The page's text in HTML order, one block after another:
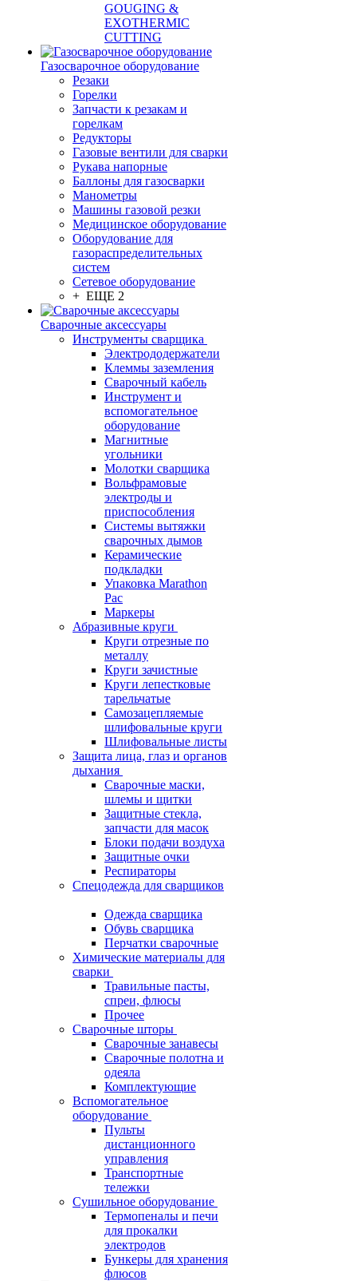
GOUGING &
EXOTHERMIC
CUTTING
Газосварочное оборудование
Резаки
Горелки
Запчасти к резакам и
горелкам
Редукторы
Газовые вентили для сварки
Рукава напорные
Баллоны для газосварки
Манометры
Машины газовой резки
Медицинское оборудование
Оборудование для
газораспределительных
систем
Сетевое оборудование
+ ЕЩЕ 2
Сварочные аксессуары
Инструменты сварщика
Электрододержатели
Клеммы заземления
Сварочный кабель
Инструмент и
вспомогательное
оборудование
Магнитные
угольники
Молотки сварщика
Вольфрамовые
электроды и
приспособления
Системы вытяжки
сварочных дымов
Керамические
подкладки
Упаковка Marathon
Pac
Маркеры
Абразивные круги
Круги отрезные по
металлу
Круги зачистные
Круги лепестковые
тарельчатые
Самозацепляемые
шлифовальные круги
Шлифовальные листы
Защита лица, глаз и органов
дыхания
Сварочные маски,
шлемы и щитки
Защитные стекла,
запчасти для масок
Блоки подачи воздуха
Защитные очки
Респираторы
Спецодежда для сварщиков
Одежда сварщика
Обувь сварщика
Перчатки сварочные
Химические материалы для
сварки
Травильные пасты,
спреи, флюсы
Прочее
Сварочные шторы
Сварочные занавесы
Сварочные полотна и
одеяла
Комплектующие
Вспомогательное
оборудование
Пульты
дистанционного
управления
Транспортные
тележки
Сушильное оборудование
Термопеналы и печи
для прокалки
электродов
Бункеры для хранения
флюсов